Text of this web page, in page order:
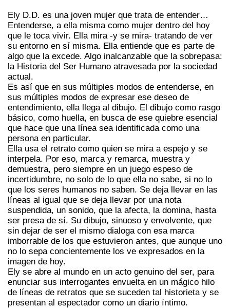
Ely D.D. es una joven mujer que trata de entender…
Entenderse, a ella misma como mujer dentro del hoy
que le toca vivir. Ella mira -y se mira- tratando de ver
su entorno en sí misma. Ella entiende que es parte de
algo que la excede. Algo inalcanzable que la sobrepasa:
la Historia del Ser Humano atravesada por la sociedad
actual.
Es así que en sus múltiples modos de entenderse, en
sus múltiples modos de expresar ese deseo de
entendimiento, ella llega al dibujo. El dibujo como rasgo
básico, como huella, en busca de ese quiebre esencial
que hace que una línea sea identificada como una
persona en particular.
Ella usa el retrato como quien se mira a espejo y se
interpela. Por eso, marca y remarca, muestra y
demuestra, pero siempre en un juego espeso de
incertidumbre, no solo de lo que ella no sabe, si no lo
que los seres humanos no saben. Se deja llevar en las
líneas al igual que se deja llevar por una nota
suspendida, un sonido, que la afecta, la domina, hasta
ser presa de sí. Su dibujo, sinuoso y envolvente, que
sin dejar de ser el mismo dialoga con esa marca
imborrable de los que estuvieron antes, que aunque uno
no lo sepa concientemente los ve expresados en la
imagen de hoy.
Ely se abre al mundo en un acto genuino del ser, para
enunciar sus interrogantes envuelta en un mágico hilo
de líneas de retratos que se suceden tal historieta y se
presentan al espectador como un diario íntimo.